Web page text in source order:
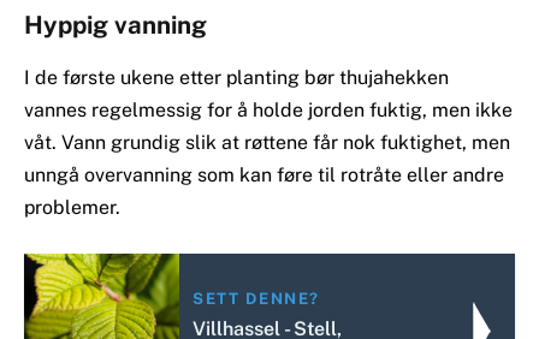
Hyppig vanning
I de første ukene etter planting bør thujahekken
vannes regelmessig for å holde jorden fuktig, men ikke
våt. Vann grundig slik at røttene får nok fuktighet, men
unngå overvanning som kan føre til rotråte eller andre
problemer.
SETT DENNE?
Villhassel - Stell,